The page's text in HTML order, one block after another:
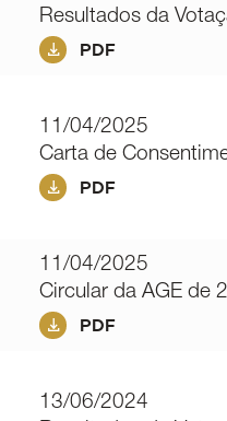
Resultados da
PDF
11/04/2025
Carta de
PDF
11/04/2025
Circular da AGE de
PDF
13/06/2024